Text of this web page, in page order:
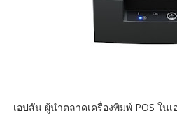
เอปสัน ผู้นำตลาดเครื่องพิมพ์ POS ใน